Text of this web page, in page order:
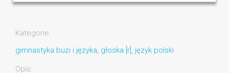
Kategorie:
gimnastyka buzi i języka, głoska [r] , język polski
Opis: